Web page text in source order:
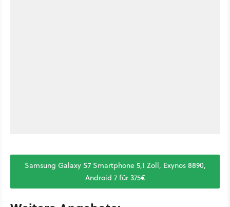
Samsung Galaxy S7 Smartphone 5,1 Zoll, Exynos 8890,
Android 7 für 375€